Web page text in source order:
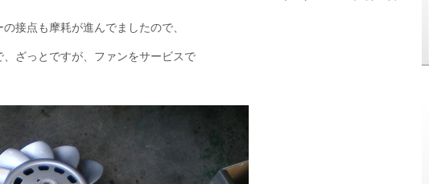
接点も摩耗が進んでましたので、
ざっとですが、ファンをサービスで